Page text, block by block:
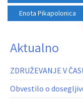
Enota Pikapolonica
Aktualno
ZDRUŽEVANJE V
Obvestilo o